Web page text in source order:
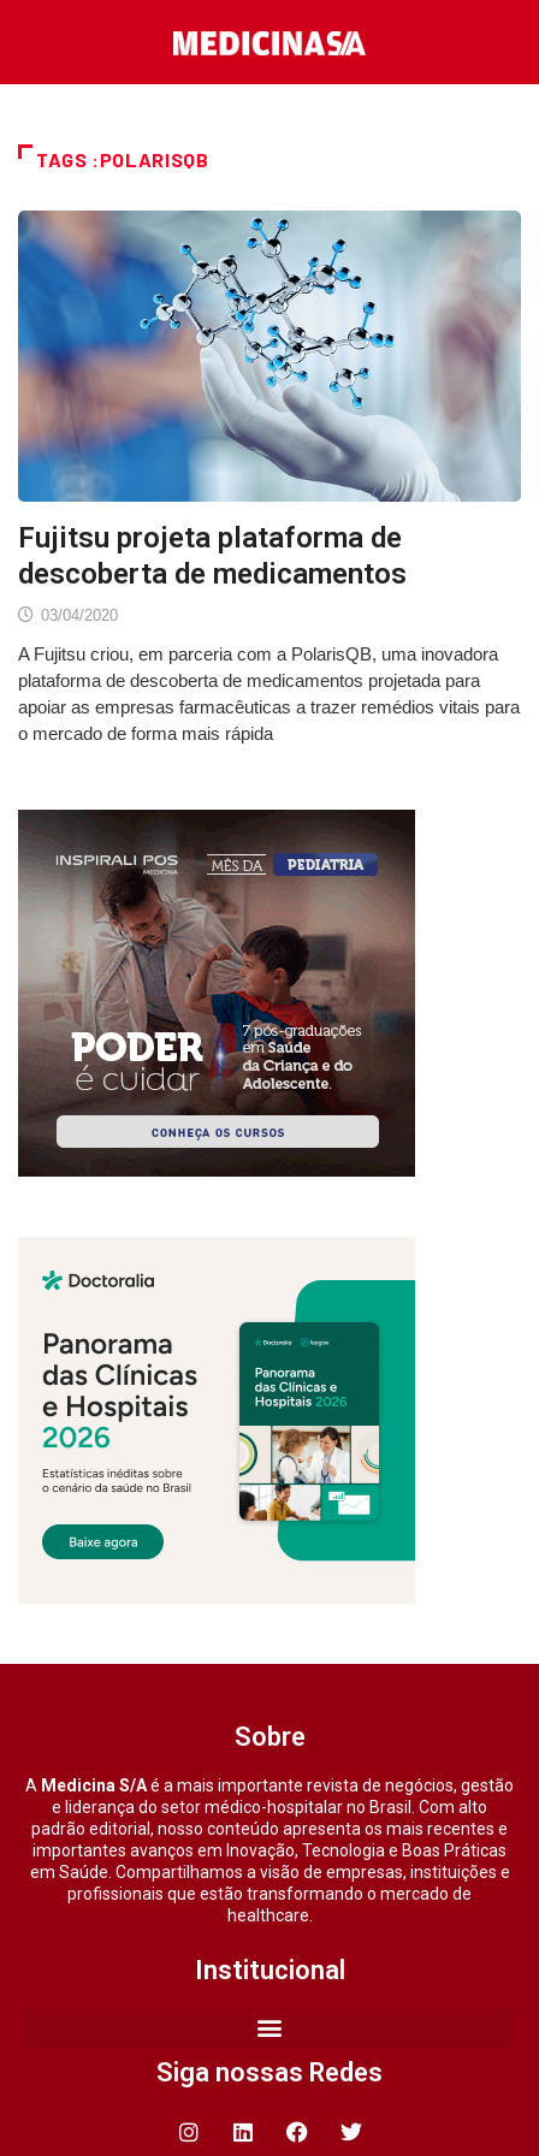
TAGS :POLARISQB
Fujitsu projeta plataforma de
descoberta de medicamentos
03/04/2020
A Fujitsu criou, em parceria com a PolarisQB, uma inovadora
plataforma de descoberta de medicamentos projetada para
apoiar as empresas farmacêuticas a trazer remédios vitais para
o mercado de forma mais rápida
Sobre
A Medicina S/Aé a mais importante revista de negócios, gestão
e liderança do setor médico-hospitalar no Brasil. Com alto
padrão editorial, nosso conteúdo apresenta os mais recentes e
importantes avanços em Inovação, Tecnologia e Boas Práticas
em Saúde. Compartilhamos a visão de empresas, instituições e
profissionais que estão transformando o mercado de
healthcare.
Institucional
Siga nossas Redes